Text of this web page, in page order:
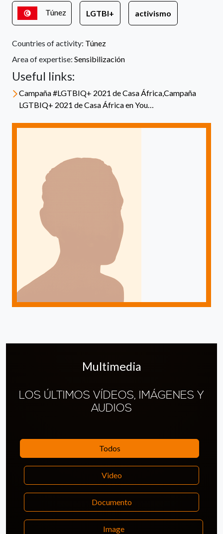
Túnez LGTBI+ activismo
Countries of activity: Túnez
Area of expertise: Sensibilización
Useful links:
Campaña #LGTBIQ+ 2021 de Casa África,Campaña
LGTBIQ+ 2021 de Casa África en You…
Multimedia
LOS ÚLTIMOS VÍDEOS, IMÁGENES Y
AUDIOS
Todos
Video
Documento
Image